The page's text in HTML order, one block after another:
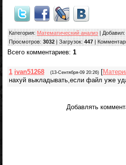
Категория: Математический анализ Добавил:
Просмотров: 3032 Загрузок: 447
Всего комментариев: 1
1 ivan51268 (13-Сентября-09 20:26) [
нахуй выкладывать,если файл уже
Добавлять